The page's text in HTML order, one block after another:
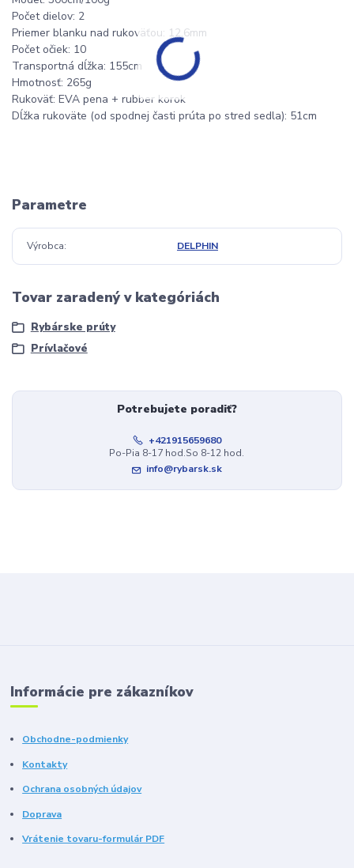
Počet dielov: 2
Priemer blanku nad rukoväťou: 12,6mm
Počet očiek: 10
Transportná dĺžka: 155cm
Hmotnosť: 265g
Rukoväť: EVA pena + rubber korok
Dĺžka rukoväte (od spodnej časti prúta po stred sedla): 51cm
Parametre
Výrobca DELPHIN
Tovar zaradený v kategóriách
Rybárske prúty
Prívlačové
Potrebujete poradiť?
+421915659680
Po-Pia 8-17 hod.So 8-12 hod.
info@rybarsk.sk
Informácie pre zákazníkov
Obchodne-podmienky
Kontakty
Ochrana osobných údajov
Doprava
Vrátenie tovaru-formulár PDF